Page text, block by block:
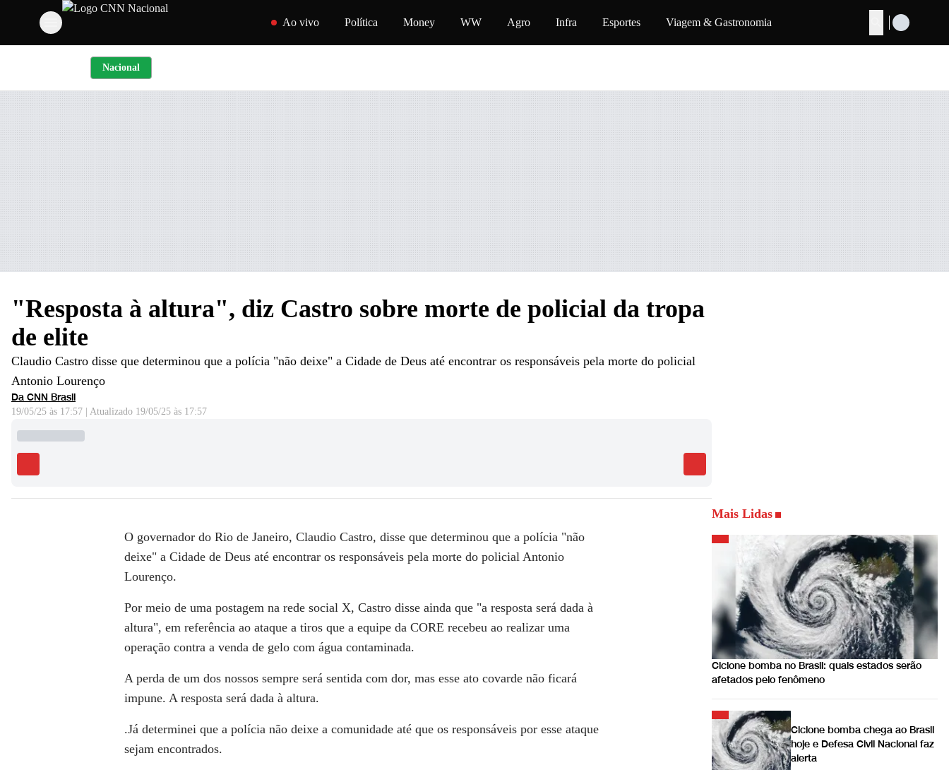
Buscar
Pular para o conteúdo
Ao vivo Política Money WW Agro Infra Esportes Viagem & Gastronomia
Nacional
"Resposta à altura", diz Castro sobre morte de policial da tropa
de elite
Claudio Castro disse que determinou que a polícia "não deixe" a Cidade de Deus até encontrar os responsáveis pela morte do policial
Antonio Lourenço
Da CNN Brasil
19/05/25 às 17:57 Atualizado 19/05/25 às 17:57
O governador do Rio de Janeiro, Claudio Castro, disse que determinou que a polícia "não
deixe" a Cidade de Deus até encontrar os responsáveis pela morte do policial Antonio
Lourenço.
Por meio de uma postagem na rede social X, Castro disse ainda que "a resposta será dada à
altura", em referência ao ataque a tiros que a equipe da CORE recebeu ao realizar uma
operação contra a venda de gelo com água contaminada.
A perda de um dos nossos sempre será sentida com dor, mas esse ato covarde não ficará
impune. A resposta será dada à altura.
.Já determinei que a polícia não deixe a comunidade até que os responsáveis por esse ataque
sejam encontrados.
Mais Lidas
Ciclone bomba no Brasil: quais estados serão
afetados pelo fenômeno
Ciclone bomba chega ao Brasil
hoje e Defesa Civil Nacional faz
alerta